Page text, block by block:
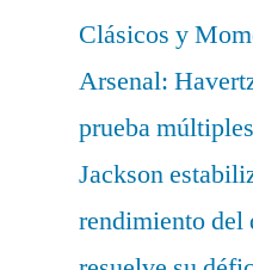
Clásicos y
Arsenal:
prueba
Jackson
rendimiento del